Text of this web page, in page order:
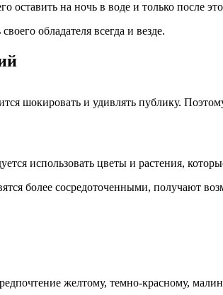
на ночь в воде и только после
обладателя всегда и везде.
шокировать и удивлять публику.
использовать цветы и растения,
более сосредоточенными, получают
желтому, темно-красному,